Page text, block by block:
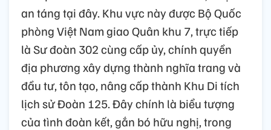
an táng tại đây. Khu vực này được Bộ Quốc
phòng Việt Nam giao Quân khu 7, trực tiếp
là Sư đoàn 302 cùng cấp ủy, chính quyền
địa phương xây dựng thành nghĩa trang và
đầu tư, tôn tạo, nâng cấp thành Khu Di tích
lịch sử Đoàn 125. Đây chính là biểu tượng
của tình đoàn kết, gắn bó hữu nghị, trong